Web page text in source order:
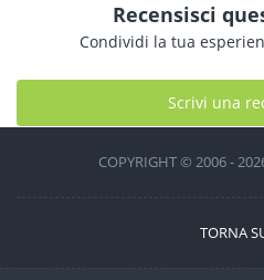
Recensisci
Condividi la tua
Scrivi una
COPYRIGHT © 2006 -
TORNA